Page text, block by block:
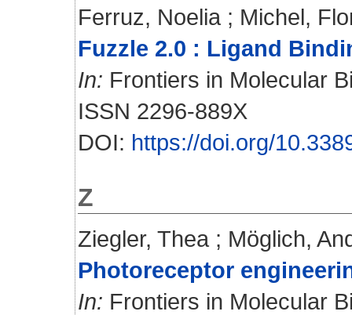
Ferruz, Noelia ; Michel,
Fuzzle 2.0 : Ligand
In: Frontiers in Molecular
ISSN 2296-889X
DOI: https://doi.org/
Z
Ziegler, Thea ; Möglich,
Photoreceptor
In: Frontiers in Molecular